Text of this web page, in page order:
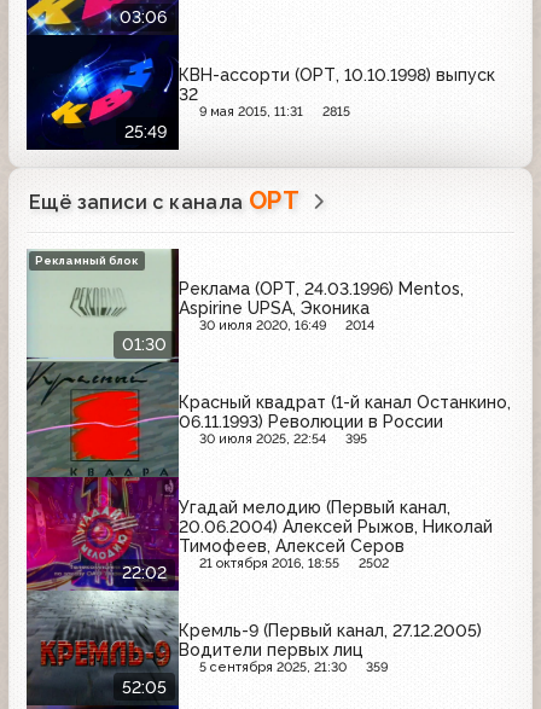
03:06
25:49
КВН-ассорти (ОРТ, 10.10.1998) выпуск
32
9 мая 2015, 11:31 2815
Ещё записи с канала ОРТ
01:30
Реклама (ОРТ, 24.03.1996) Mentos,
Aspirine UPSA, Эконика
30 июля 2020, 16:49 2014
Рекламный блок
Красный квадрат (1-й канал Останкино,
06.11.1993) Революции в России
30 июля 2025, 22:54 395
22:02
Угадай мелодию (Первый канал,
20.06.2004) Алексей Рыжов, Николай
Тимофеев, Алексей Серов
21 октября 2016, 18:55 2502
52:05
Кремль-9 (Первый канал, 27.12.2005)
Водители первых лиц
5 сентября 2025, 21:30 359